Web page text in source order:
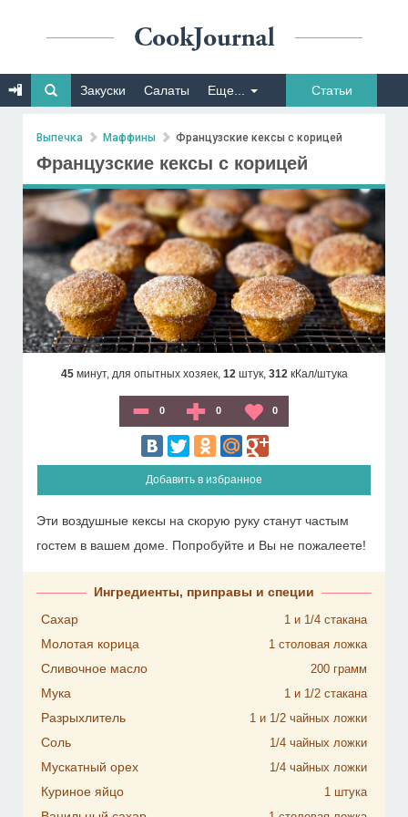
Закуски Салаты Еще... Статьи
Выпечка Маффины Французские кексы с корицей
Французские кексы с корицей
45минут, для опытных хозяек, 12штук, 312кКал/штука
0 0 0
Добавить в избранное
Эти воздушные кексы на скорую руку станут частым
гостем в вашем доме. Попробуйте и Вы не пожалеете!
Ингредиенты, приправы и специи
Сахар
1 и 1/4 стакана
Молотая корица 1 столовая ложка
Сливочное масло 200 грамм
Мука 1 и 1/2 стакана
Разрыхлитель 1 и 1/2 чайных ложки
Соль 1/4 чайных ложки
Мускатный орех 1/4 чайных ложки
Куриное яйцо 1 штука